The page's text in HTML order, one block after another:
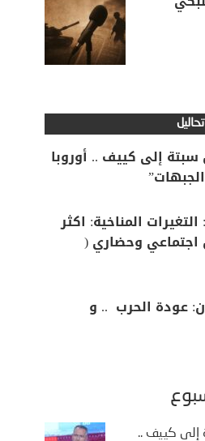
إلى كييف .. أوروبا
المناخية: اكثر
وحضاري (
عودة الحرب .. و
إلى كييف ..